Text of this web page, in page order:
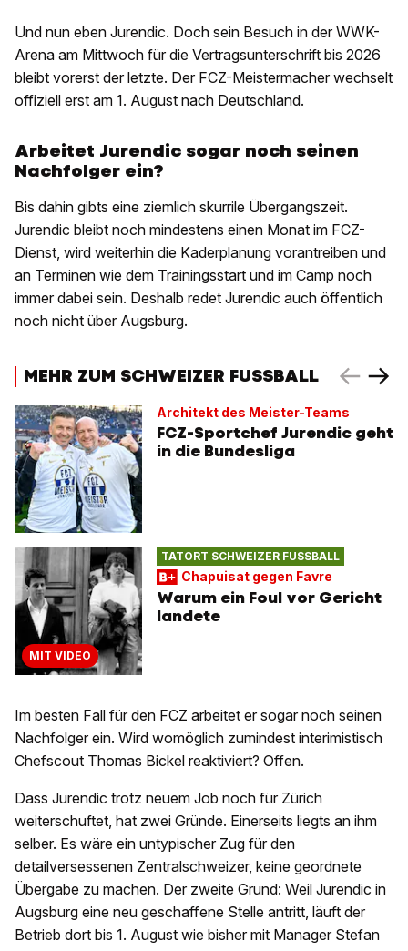
Und nun eben Jurendic. Doch sein Besuch in der WWK-
Arena am Mittwoch für die Vertragsunterschrift bis 2026
bleibt vorerst der letzte. Der FCZ-Meistermacher wechselt
offiziell erst am 1. August nach Deutschland.
Arbeitet Jurendic sogar noch seinen
Nachfolger ein?
Bis dahin gibts eine ziemlich skurrile Übergangszeit.
Jurendic bleibt noch mindestens einen Monat im FCZ-
Dienst, wird weiterhin die Kaderplanung vorantreiben und
an Terminen wie dem Trainingsstart und im Camp noch
immer dabei sein. Deshalb redet Jurendic auch öffentlich
noch nicht über Augsburg.
MEHR ZUM SCHWEIZER FUSSBALL
Architekt des Meister-Teams
FCZ-Sportchef Jurendic geht
in die Bundesliga
MIT VIDEO
TATORT SCHWEIZER FUSSBALL
Chapuisat gegen Favre
Warum ein Foul vor Gericht
landete
Im besten Fall für den FCZ arbeitet er sogar noch seinen
Nachfolger ein. Wird womöglich zumindest interimistisch
Chefscout Thomas Bickel reaktiviert? Offen.
Dass Jurendic trotz neuem Job noch für Zürich
weiterschuftet, hat zwei Gründe. Einerseits liegts an ihm
selber. Es wäre ein untypischer Zug für den
detailversessenen Zentralschweizer, keine geordnete
Übergabe zu machen. Der zweite Grund: Weil Jurendic in
Augsburg eine neu geschaffene Stelle antritt, läuft der
Betrieb dort bis 1. August wie bisher mit Manager Stefan